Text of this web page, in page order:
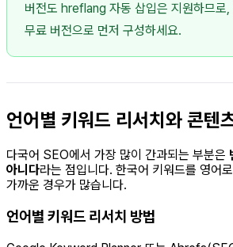
버전도 hreflang 자동 삽입은 지원하므로,
무료 버전으로 먼저 구성하세요.
언어별 키워드 리서치와 콘텐
다국어 SEO에서 가장 많이 간과되는 부분은
아니다라는 점입니다. 한국어 키워드를 영어
가까운 경우가 많습니다.
언어별 키워드 리서치 방법